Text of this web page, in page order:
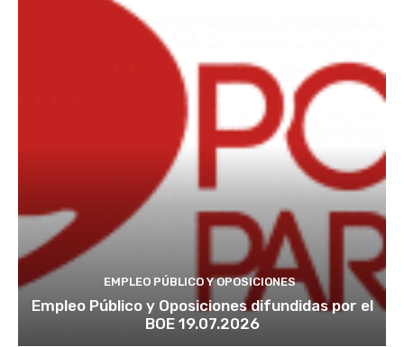
EMPLEO PÚBLICO Y OPOSICIONES
Empleo Público y Oposiciones difundidas por el
BOE 19.07.2026